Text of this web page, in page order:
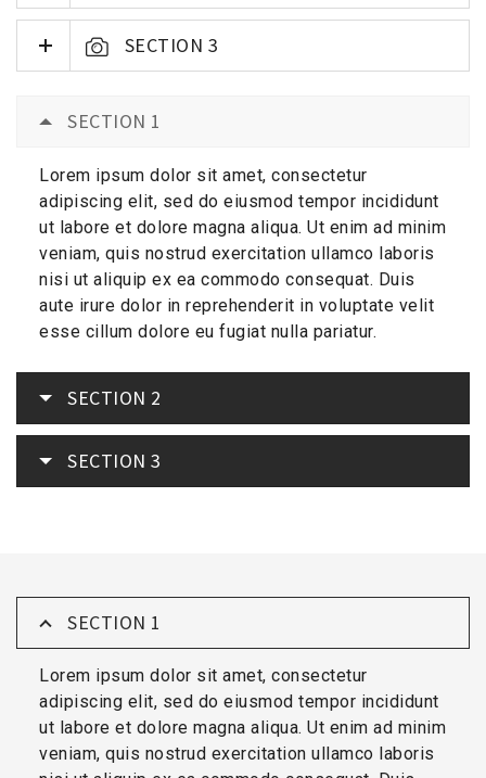
SECTION 3
SECTION 1
Lorem ipsum dolor sit amet, consectetur
adipiscing elit, sed do eiusmod tempor incididunt
ut labore et dolore magna aliqua. Ut enim ad minim
veniam, quis nostrud exercitation ullamco laboris
nisi ut aliquip ex ea commodo consequat. Duis
aute irure dolor in reprehenderit in voluptate velit
esse cillum dolore eu fugiat nulla pariatur.
SECTION 2
SECTION 3
SECTION 1
Lorem ipsum dolor sit amet, consectetur
adipiscing elit, sed do eiusmod tempor incididunt
ut labore et dolore magna aliqua. Ut enim ad minim
veniam, quis nostrud exercitation ullamco laboris